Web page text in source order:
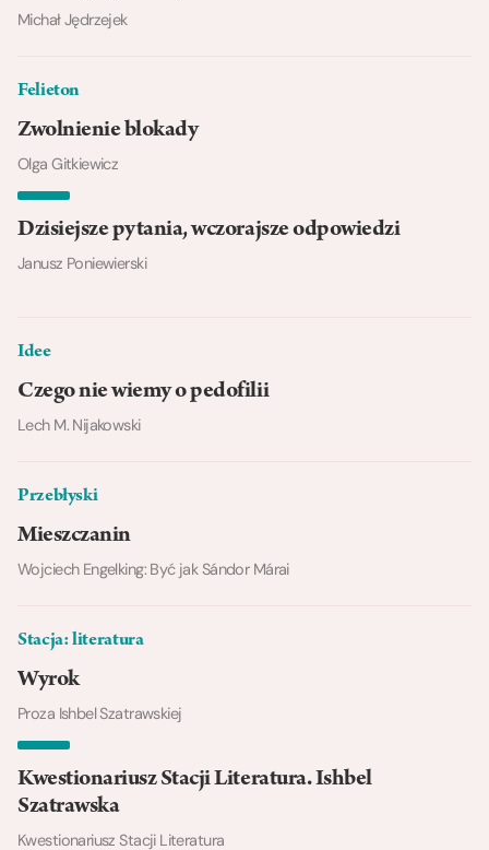
Michał Jędrzejek
Felieton
Zwolnienie blokady
Olga Gitkiewicz
Dzisiejsze pytania, wczorajsze odpowiedzi
Janusz Poniewierski
Idee
Czego nie wiemy o pedofilii
Lech M. Nijakowski
Przebłyski
Mieszczanin
Wojciech Engelking: Być jak Sándor Márai
Stacja: literatura
Wyrok
Proza Ishbel Szatrawskiej
Kwestionariusz Stacji Literatura. Ishbel
Szatrawska
Kwestionariusz Stacji Literatura